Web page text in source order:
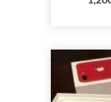
esta
sua